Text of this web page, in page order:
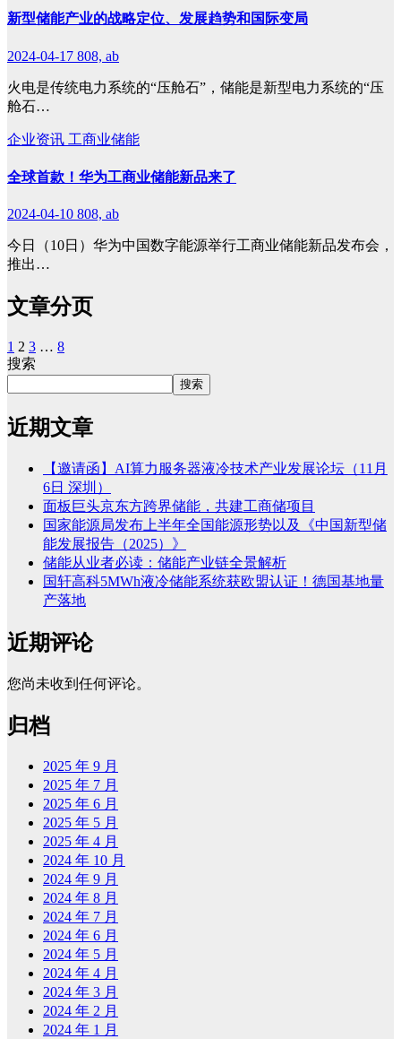
新型储能产业的战略定位、发展趋势和国际变局
2024-04-17 808, ab
火电是传统电力系统的“压舱石”，储能是新型电力系统的“压
舱石…
企业资讯 工商业储能
全球首款！华为工商业储能新品来了
2024-04-10 808, ab
今日（10日）华为中国数字能源举行工商业储能新品发布会，
推出…
文章分页
1 2 3 … 8
搜索
搜索
近期文章
【邀请函】AI算力服务器液冷技术产业发展论坛（11月
6日 深圳）
面板巨头京东方跨界储能，共建工商储项目
国家能源局发布上半年全国能源形势以及《中国新型储
能发展报告（2025）》
储能从业者必读：储能产业链全景解析
国轩高科5MWh液冷储能系统获欧盟认证！德国基地量
产落地
近期评论
您尚未收到任何评论。
归档
2025 年 9 月
2025 年 7 月
2025 年 6 月
2025 年 5 月
2025 年 4 月
2024 年 10 月
2024 年 9 月
2024 年 8 月
2024 年 7 月
2024 年 6 月
2024 年 5 月
2024 年 4 月
2024 年 3 月
2024 年 2 月
2024 年 1 月